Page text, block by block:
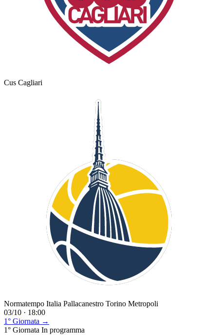
Cus Cagliari
Normatempo Italia Pallacanestro Torino Metropoli
03/10 · 18:00
1° Giornata →
1° Giornata In programma